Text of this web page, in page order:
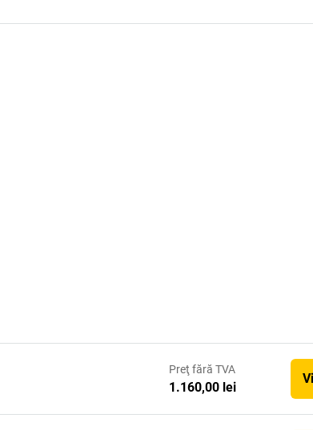
Preţ fără TVA
1.160,00 lei